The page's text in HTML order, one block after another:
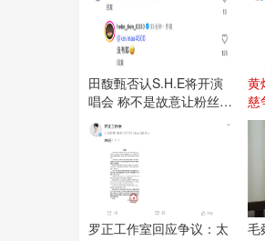
田馥甄否认S.H.E将开演
唱会 称不是故意让粉丝失
望
黄
慈
罗正工作室回应争议：太
毛